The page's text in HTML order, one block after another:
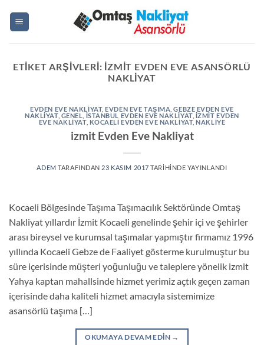
ETIKET ARŞIVLERI: IZMIT EVDEN EVE ASANSÖRLÜ
NAKLIYAT
EVDEN EVE NAKLIYAT,EVDEN EVE TAŞIMA ,GEBZE EVDEN EVE
NAKLİYAT, GENEL ISTANBUL EVDEN EVE NAKLIYAT, IZMIT EVDEN
EVE NAKLIYAT, KOCAELI EVDEN EVE NAKLIYAT,NAKLIYE
izmit Evden Eve Nakliyat
ADEM TARAFINDAN 23 KASIM 2017 TARIHINDE YAYINLANDI
Kocaeli Bölgesinde Taşıma Taşımacılık Sektöründe Omtaş
Nakliyat yıllardır İzmit Kocaeli genelinde şehir içi ve şehirler
arası bireysel ve kurumsal taşımalar yapmıştır firmamız 1996
yıllında Kocaeli Gebze de Faaliyet gösterme kurulmuştur bu
süre içerisinde müşteri yoğunluğu ve taleplere yönelik izmit
Yahya kaptan mahallsinde hizmet yerimiz açtık geçen zaman
içerisinde daha kaliteli hizmet amacıyla sistemimize
asansörlü taşıma […]
OKUMAYA DEVAM EDIN →